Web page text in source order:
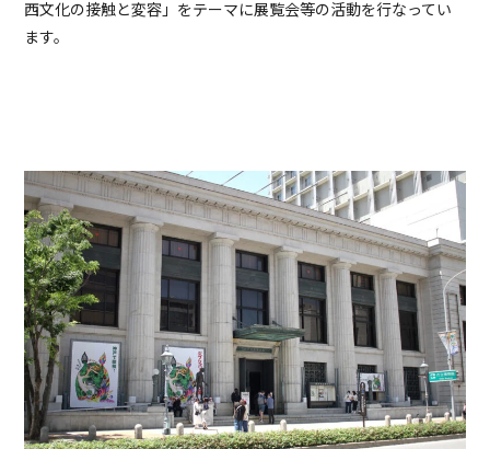
西文化の接触と変容」をテーマに展覧会等の活動を行なってい
ます。